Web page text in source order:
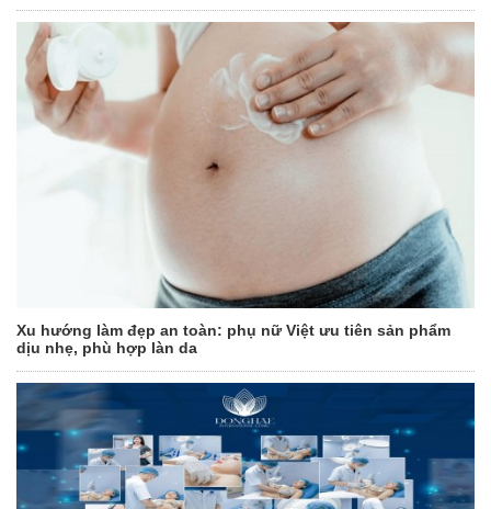
Xu hướng làm đẹp an toàn: phụ nữ Việt ưu tiên sản phẩm
dịu nhẹ, phù hợp làn da